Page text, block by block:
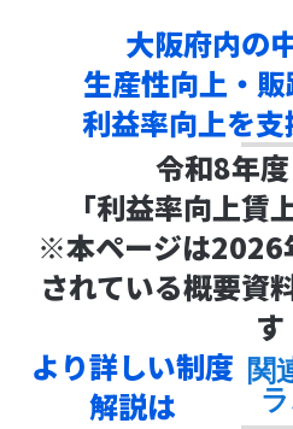
大阪府内の
生産性向上・
利益率向上を
令和8年
「利益率向上賃
※本ページは2026
されている概要資
す
より詳しい制度
解説は
関